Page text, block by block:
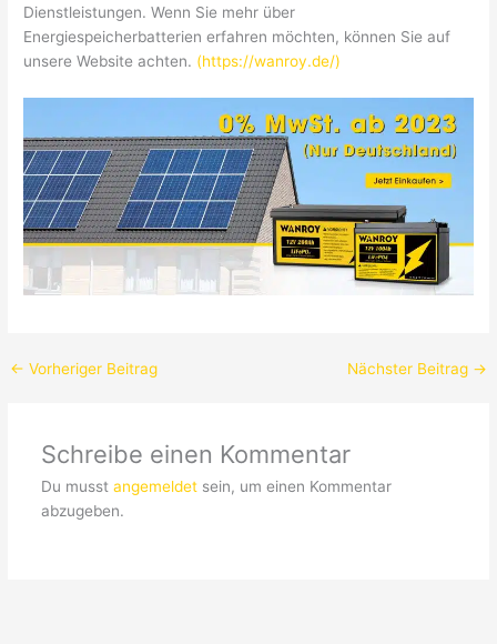
Dienstleistungen. Wenn Sie mehr über
Energiespeicherbatterien erfahren möchten, können Sie auf
unsere Website achten. (https://wanroy.de/)
← Vorheriger Beitrag Nächster Beitrag →
Schreibe einen Kommentar
Du musst angemeldetsein, um einen Kommentar
abzugeben.